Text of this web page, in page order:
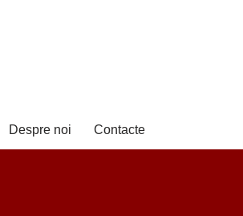
Despre noi Contacte